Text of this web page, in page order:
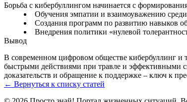
Борьба с кибербуллингом начинается с
Обучения эмпатии и взаимоуважению среди
Создания программ по развитию навыков
Внедрения политики «нулевой
Вывод
В современном цифровом обществе кибербуллинг и
быстрыми действиями при травле и эффективными
доказательств и обращение к поддержке – ключ к
← Вернуться к списку статей